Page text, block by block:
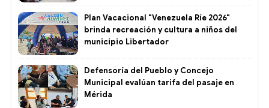
Plan Vacacional "Venezuela Ríe 2026"
brinda recreación y cultura a niños del
municipio Libertador
Defensoría del Pueblo y Concejo
Municipal evalúan tarifa del pasaje en
Mérida